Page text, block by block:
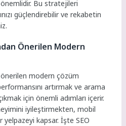
Bu stratejileri
güçlendirebilir ve rekabetin
Önerilen Modern
önerilen modern çözüm
artırmak ve arama
için önemli adımları içerir.
iyileştirmekten, mobil
kapsar. İşte SEO